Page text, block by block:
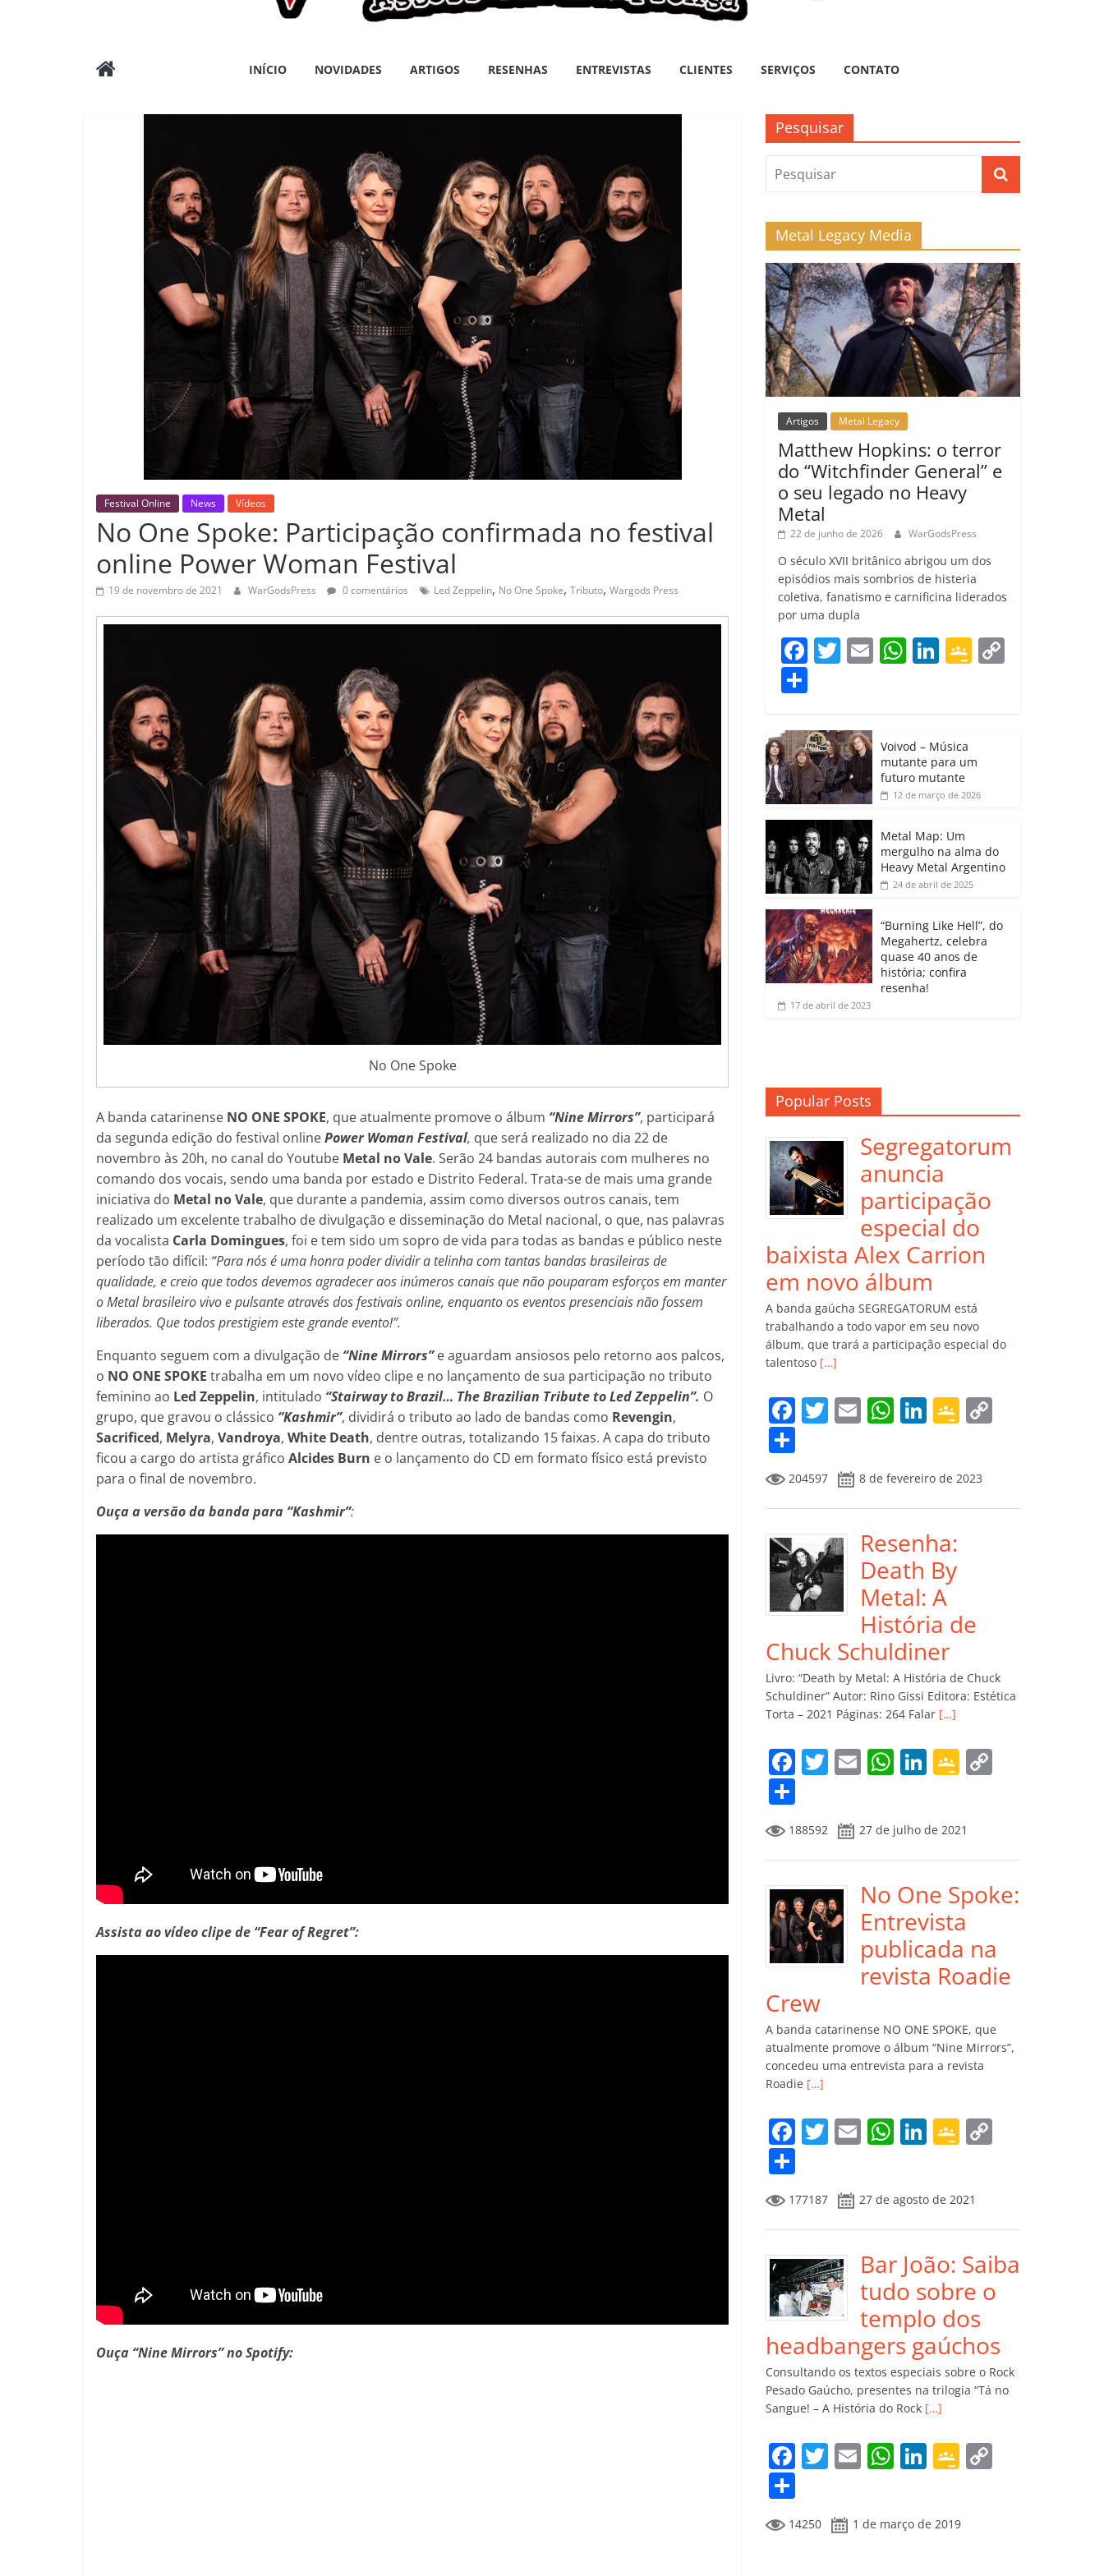
Wargods
Press
INÍCIO NOVIDADES ARTIGOS RESENHAS ENTREVISTAS CLIENTES SERVIÇOS CONTATO
Festival Online News Vídeos
No One Spoke: Participação confirmada no festival
online Power Woman Festival
19 de novembro de 2021 WarGodsPress 0 comentários Led Zeppelin, No One Spoke, Tributo, Wargods Press
No One Spoke
A banda catarinense NO ONE SPOKE, que atualmente promove o álbum “Nine Mirrors”, participará
da segunda edição do festival onlinePower Woman Festival, que será realizado no dia 22 de
novembro às 20h, no canal do Youtube Metal no Vale. Serão 24 bandas autorais com mulheres no
comando dos vocais, sendo uma banda por estado e Distrito Federal. Trata-se de mais uma grande
iniciativa do Metal no Vale, que durante a pandemia, assim como diversos outros canais, tem
realizado um excelente trabalho de divulgação e disseminação do Metal nacional, o que, nas palavras
da vocalista Carla Domingues, foi e tem sido um sopro de vida para todas as bandas e público neste
período tão difícil: “Para nós é uma honra poder dividir a telinha com tantas bandas brasileiras de
qualidade, e creio que todos devemos agradecer aos inúmeros canais que não pouparam esforços em manter
o Metal brasileiro vivo e pulsante através dos festivais online, enquanto os eventos presenciais não fossem
liberados. Que todos prestigiem este grande evento!”.
Enquanto seguem com a divulgação de “Nine Mirrors”e aguardam ansiosos pelo retorno aos palcos,
o NO ONE SPOKE trabalha em um novo vídeo clipe e no lançamento de sua participação no tributo
feminino ao Led Zeppelin, intitulado “Stairway to Brazil… The Brazilian Tribute to Led Zeppelin”. O
grupo, que gravou o clássico “Kashmir”, dividirá o tributo ao lado de bandas como Revengin,
Sacrificed, Melyra, Vandroya, White Death, dentre outras, totalizando 15 faixas. A capa do tributo
ficou a cargo do artista gráfico Alcides Burn e o lançamento do CD em formato físico está previsto
para o final de novembro.
Ouça a versão da banda para “Kashmir”:
Assista ao vídeo clipe de “Fear of Regret”:
Ouça “Nine Mirrors” no Spotify:
Pesquisar
Metal Legacy Media
Artigos Metal Legacy
Matthew Hopkins: o terror
do “Witchfinder General” e
o seu legado no Heavy
Metal
22 de junho de 2026 WarGodsPress
O século XVII britânico abrigou um dos
episódios mais sombrios de histeria
coletiva, fanatismo e carnificina liderados
por uma dupla
F
e
b
o
o
k
T
er
E W
A
p
p
Li
dI
n
G
e
a
ro
o
m
m
p
ar
til
h
ar
Voivod – Música
mutante para um
futuro mutante
12 de março de 2026
Metal Map: Um
mergulho na alma do
Heavy Metal Argentino
24 de abril de 2025
“Burning Like Hell”, do
Megahertz, celebra
quase 40 anos de
história; confira
resenha!
17 de abril de 2023
Popular Posts
Segregatorum
anuncia
participação
especial do
baixista Alex Carrion
em novo álbum
A banda gaúcha SEGREGATORUM está
trabalhando a todo vapor em seu novo
álbum, que trará a participação especial do
talentoso […]
F
e
b
o
o
k
T
itt
er
E
l
W
s
A
p
p
Li
e
dI
n
G
gl
e
ro
m
Li
o
m
p
ar
til
h
ar
204597 8 de fevereiro de 2023
Resenha:
Death By
Metal: A
História de
Chuck Schuldiner
Livro: “Death by Metal: A História de Chuck
Schuldiner” Autor: Rino Gissi Editora: Estética
Torta – 2021 Páginas: 264 Falar […]
F
e
b
o
o
k
T
itt
er
E
l
W
s
A
p
p
Li
e
dI
n
G
gl
e
Cl
a
ss
ro
m
Li
n
o
m
p
ar
til
h
ar
188592 27 de julho de 2021
No One Spoke:
Entrevista
publicada na
revista Roadie
Crew
A banda catarinense NO ONE SPOKE, que
atualmente promove o álbum “Nine Mirrors”,
concedeu uma entrevista para a revista
Roadie […]
F
e
b
o
o
k
T
itt
er
E
l
W
s
A
p
p
Li
e
dI
n
G
gl
e
Cl
a
ss
ro
o
m
Li
n
k
o
m
p
ar
til
h
ar
177187 27 de agosto de 2021
Bar João: Saiba
tudo sobre o
templo dos
headbangers gaúchos
Consultando os textos especiais sobre o Rock
Pesado Gaúcho, presentes na trilogia “Tá no
Sangue! – A História do Rock […]
F
e
T
itt
er
E
l
W
s
Li
e
G
gl
o
m
14250 1 de março de 2019